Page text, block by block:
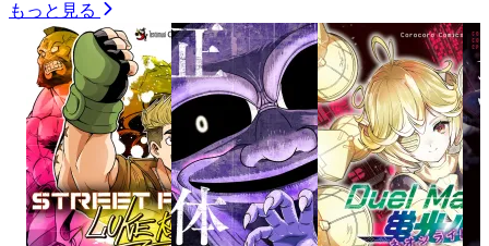
もっと見る